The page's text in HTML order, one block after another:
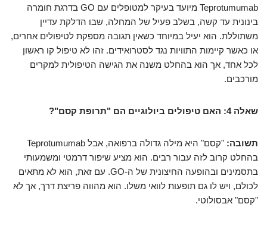
Teprotumumab מיועד בעיקר למטופלים עם GO בדרגת חומרה
בינונית עד קשה, בשלב פעיל של המחלה, שבו הדלקת עדיין
משתוללת. הוא יעיל במיוחד כשאין תגובה מספקת לטיפולים אחרים,
או כאשר קיימות התוויות נגד לסטרואידים. זהו לא טיפול קו ראשון
לכל אחד, אך הוא בהחלט משנה את הגישה הטיפולית למקרים
מורכבים.
שאלה 4: האם טיפולים ביולוגיים הם "תרופת קסם"?
תשובה:
"קסם" היא מילה גדולה ברפואה, אבל Teprotumumab
בהחלט קרוב לזה עבור רבים. הוא מציע שיפור דרמטי ומשמעותי
בתסמינים ובהופעה החיצונית של ה-GO. עם זאת, הוא לא מתאים
לכולם, ויש לו גם תופעות לוואי משלו. הוא מהווה פריצת דרך, אך לא
"קסם" אבסולוטי.